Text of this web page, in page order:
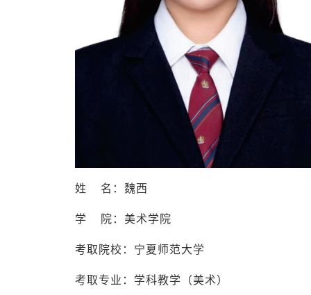
姓 名：魏西
学 院：美术学院
考取院校：宁夏师范大学
考取专业：学科教学（美术）